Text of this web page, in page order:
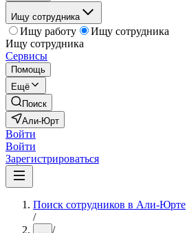
Ищу сотрудника
Ищу работу
Ищу сотрудника
Ищу сотрудника
Сервисы
Помощь
Ещё
Поиск
Али-Юрт
Войти
Войти
Зарегистрироваться
Поиск сотрудников в Али-Юрте
/
... /